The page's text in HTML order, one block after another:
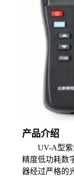
产品介绍
UV-A型
精度低功耗数
器经过严格的